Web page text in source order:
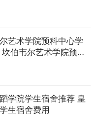
艺术学院预科中心学
伯韦尔艺术学院预科
学院学生宿舍推荐 皇
生宿舍费用